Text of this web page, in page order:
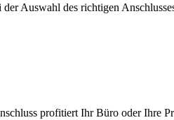
Auswahl des richtigen
profitiert Ihr Büro oder Ihre